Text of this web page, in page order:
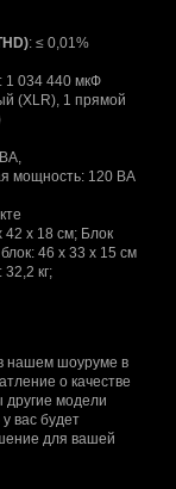
: ≤ 0,01%
: 1 034 440 мкФ
(ХLR), 1 прямой
мощность: 120 ВА
42 х 18 см; Блок
46 х 33 х 15 см
кг;
нашем шоуруме в
о качестве
другие модели
вас будет
для вашей